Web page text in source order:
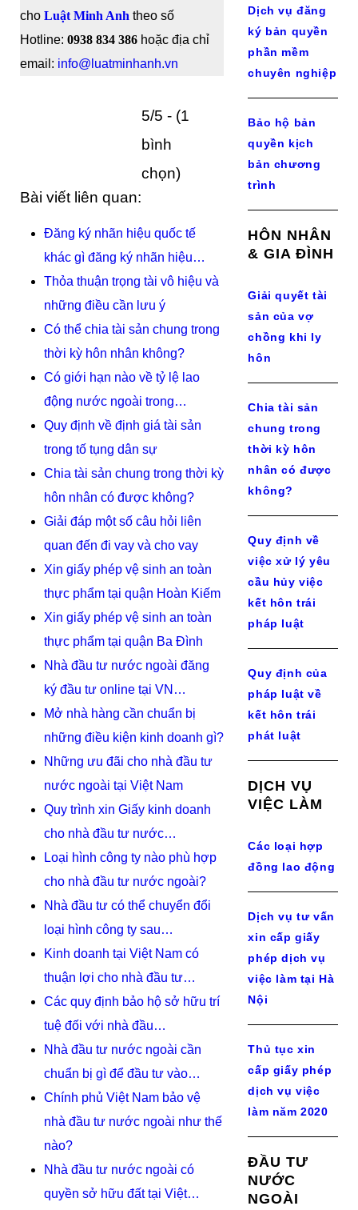
cho Luật Minh Anh theo số
Hotline: 0938 834 386 hoặc địa chỉ
email: info@luatminhanh.vn
5/5 - (1
bình
chọn)
Bài viết liên quan:
Đăng ký nhãn hiệu quốc tế
khác gì đăng ký nhãn hiệu…
Thỏa thuận trọng tài vô hiệu và
những điều cần lưu ý
Có thể chia tài sản chung trong
thời kỳ hôn nhân không?
Có giới hạn nào về tỷ lệ lao
động nước ngoài trong…
Quy định về định giá tài sản
trong tố tụng dân sự
Chia tài sản chung trong thời kỳ
hôn nhân có được không?
Giải đáp một số câu hỏi liên
quan đến đi vay và cho vay
Xin giấy phép vệ sinh an toàn
thực phẩm tại quận Hoàn Kiếm
Xin giấy phép vệ sinh an toàn
thực phẩm tại quận Ba Đình
Nhà đầu tư nước ngoài đăng
ký đầu tư online tại VN…
Mở nhà hàng cần chuẩn bị
những điều kiện kinh doanh gì?
Những ưu đãi cho nhà đầu tư
nước ngoài tại Việt Nam
Quy trình xin Giấy kinh doanh
cho nhà đầu tư nước…
Loại hình công ty nào phù hợp
cho nhà đầu tư nước ngoài?
Nhà đầu tư có thể chuyển đổi
loại hình công ty sau…
Kinh doanh tại Việt Nam có
thuận lợi cho nhà đầu tư…
Các quy định bảo hộ sở hữu trí
tuệ đối với nhà đầu…
Nhà đầu tư nước ngoài cần
chuẩn bị gì để đầu tư vào…
Chính phủ Việt Nam bảo vệ
nhà đầu tư nước ngoài như thế
nào?
Nhà đầu tư nước ngoài có
quyền sở hữu đất tại Việt…
Dịch vụ đăng
ký bản quyền
phần mềm
chuyên nghiệp
Bảo hộ bản
quyền kịch
bản chương
trình
HÔN NHÂN
& GIA ĐÌNH
Giải quyết tài
sản của vợ
chồng khi ly
hôn
Chia tài sản
chung trong
thời kỳ hôn
nhân có được
không?
Quy định về
việc xử lý yêu
cầu hủy việc
kết hôn trái
pháp luật
Quy định của
pháp luật về
kết hôn trái
phát luật
DỊCH VỤ
VIỆC LÀM
Các loại hợp
đồng lao động
Dịch vụ tư vấn
xin cấp giấy
phép dịch vụ
việc làm tại Hà
Nội
Thủ tục xin
cấp giấy phép
dịch vụ việc
làm năm 2020
ĐẦU TƯ
NƯỚC
NGOÀI